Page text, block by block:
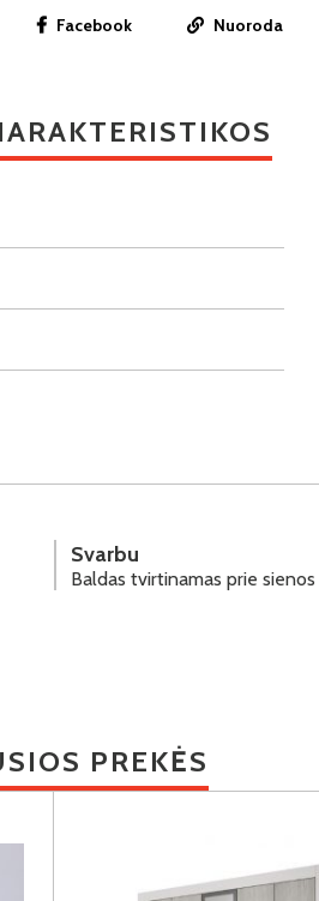
Facebook Nuoroda
Svarbu
Baldas tvirtinamas prie sienos
PREKĖS